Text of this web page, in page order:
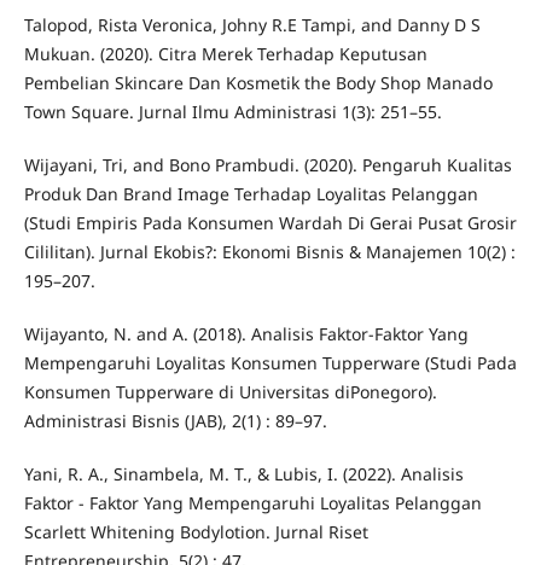
Talopod, Rista Veronica, Johny R.E Tampi, and Danny D S
Mukuan. (2020). Citra Merek Terhadap Keputusan
Pembelian Skincare Dan Kosmetik the Body Shop Manado
Town Square. Jurnal Ilmu Administrasi 1(3): 251–55.
Wijayani, Tri, and Bono Prambudi. (2020). Pengaruh Kualitas
Produk Dan Brand Image Terhadap Loyalitas Pelanggan
(Studi Empiris Pada Konsumen Wardah Di Gerai Pusat Grosir
Cililitan). Jurnal Ekobis?: Ekonomi Bisnis & Manajemen 10(2) :
195–207.
Wijayanto, N. and A. (2018). Analisis Faktor-Faktor Yang
Mempengaruhi Loyalitas Konsumen Tupperware (Studi Pada
Konsumen Tupperware di Universitas diPonegoro).
Administrasi Bisnis (JAB), 2(1) : 89–97.
Yani, R. A., Sinambela, M. T., & Lubis, I. (2022). Analisis
Faktor - Faktor Yang Mempengaruhi Loyalitas Pelanggan
Scarlett Whitening Bodylotion. Jurnal Riset